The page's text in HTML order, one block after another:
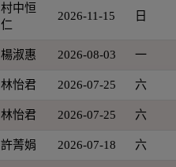
村中恒
仁
2026-11-15 日
楊淑惠 2026-08-03 一
林怡君 2026-07-25 六
林怡君 2026-07-25 六
許菁娟 2026-07-18 六